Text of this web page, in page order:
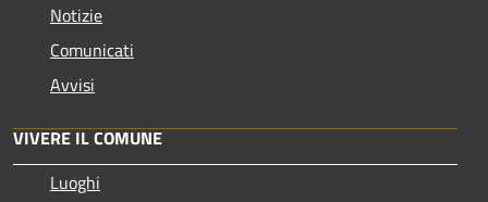
Notizie
Comunicati
Avvisi
VIVERE IL COMUNE
Luoghi